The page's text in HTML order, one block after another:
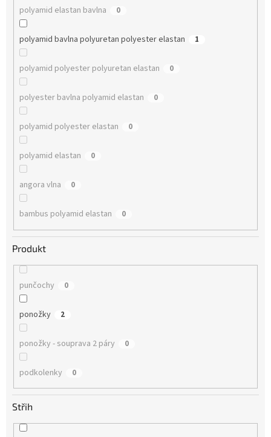
polyamid elastan bavlna 0
polyamid bavlna polyuretan polyester elastan 1
polyamid polyester polyuretan elastan 0
polyester bavlna polyamid elastan 0
polyamid polyester elastan 0
polyamid elastan 0
angora vlna 0
bambus polyamid elastan 0
Produkt
punčochy 0
ponožky 2
ponožky - souprava 2 páry 0
podkolenky 0
Střih